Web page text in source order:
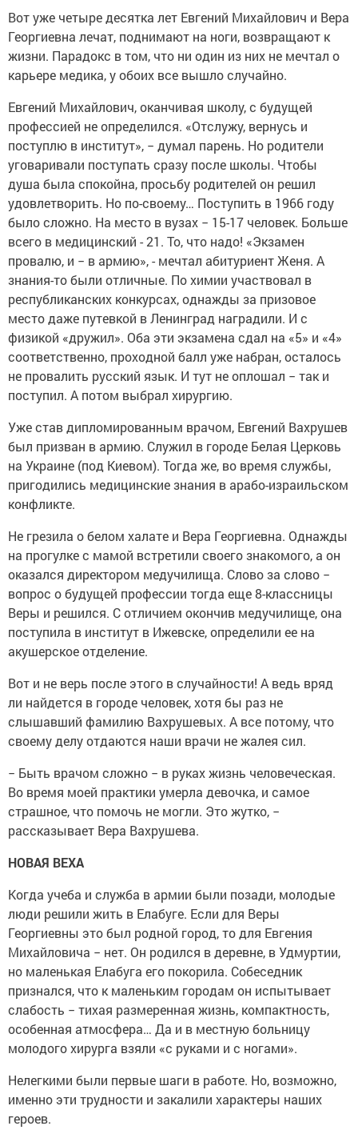
Вот уже четыре десятка лет Евгений Михайлович и Вера
Георгиевна лечат, поднимают на ноги, возвращают к
жизни. Парадокс в том, что ни один из них не мечтал о
карьере медика, у обоих все вышло случайно.
Евгений Михайлович, оканчивая школу, с будущей
профессией не определился. «Отслужу, вернусь и
поступлю в институт», − думал парень. Но родители
уговаривали поступать сразу после школы. Чтобы
душа была спокойна, просьбу родителей он решил
удовлетворить. Но по-своему… Поступить в 1966 году
было сложно. На место в вузах − 15-17 человек. Больше
всего в медицинский - 21. То, что надо! «Экзамен
провалю, и − в армию», - мечтал абитуриент Женя. А
знания-то были отличные. По химии участвовал в
республиканских конкурсах, однажды за призовое
место даже путевкой в Ленинград наградили. И с
физикой «дружил». Оба эти экзамена сдал на «5» и «4»
соответственно, проходной балл уже набран, осталось
не провалить русский язык. И тут не оплошал − так и
поступил. А потом выбрал хирургию.
Уже став дипломированным врачом, Евгений Вахрушев
был призван в армию. Служил в городе Белая Церковь
на Украине (под Киевом). Тогда же, во время службы,
пригодились медицинские знания в арабо-израильском
конфликте.
Не грезила о белом халате и Вера Георгиевна. Однажды
на прогулке с мамой встретили своего знакомого, а он
оказался директором медучилища. Слово за слово −
вопрос о будущей профессии тогда еще 8-классницы
Веры и решился. С отличием окончив медучилище, она
поступила в институт в Ижевске, определили ее на
акушерское отделение.
Вот и не верь после этого в случайности! А ведь вряд
ли найдется в городе человек, хотя бы раз не
слышавший фамилию Вахрушевых. А все потому, что
своему делу отдаются наши врачи не жалея сил.
− Быть врачом сложно − в руках жизнь человеческая.
Во время моей практики умерла девочка, и самое
страшное, что помочь не могли. Это жутко, −
рассказывает Вера Вахрушева.
НОВАЯ ВЕХА
Когда учеба и служба в армии были позади, молодые
люди решили жить в Елабуге. Если для Веры
Георгиевны это был родной город, то для Евгения
Михайловича − нет. Он родился в деревне, в Удмуртии,
но маленькая Елабуга его покорила. Собеседник
признался, что к маленьким городам он испытывает
слабость − тихая размеренная жизнь, компактность,
особенная атмосфера… Да и в местную больницу
молодого хирурга взяли «с руками и с ногами».
Нелегкими были первые шаги в работе. Но, возможно,
именно эти трудности и закалили характеры наших
героев.